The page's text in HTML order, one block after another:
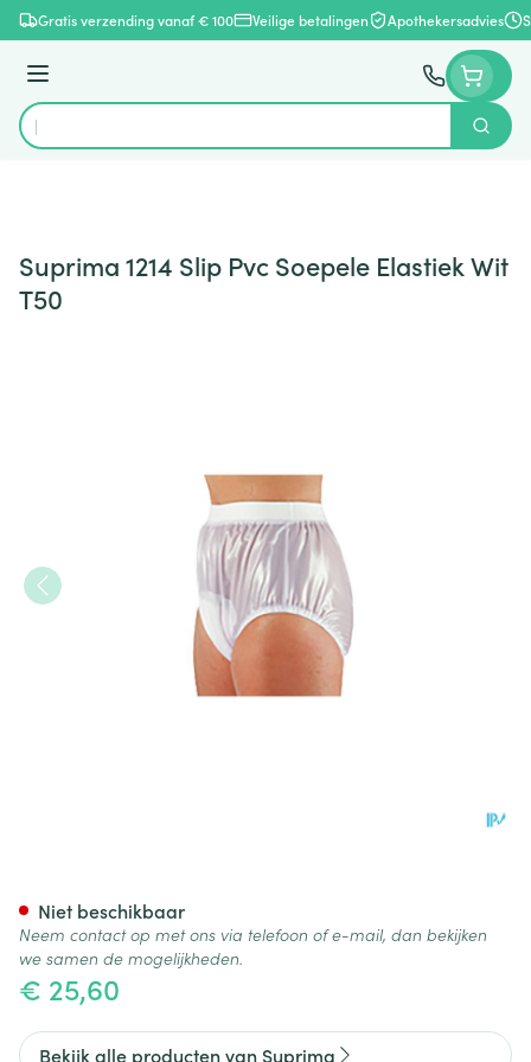
Ga naar de inhoud
Gratis verzending vanaf € 100 Veilige betalingen Apothekersadvies
Menu
Product, merk, categorie...
Zoek
Suprima 1214 Slip Pvc Soepele Elastiek Wit
T50
€ 25,60
Niet beschikbaar
Neem contact op met ons via telefoon of e-mail, dan bekijken
we samen de mogelijkheden.
Bekijk alle producten van Suprima